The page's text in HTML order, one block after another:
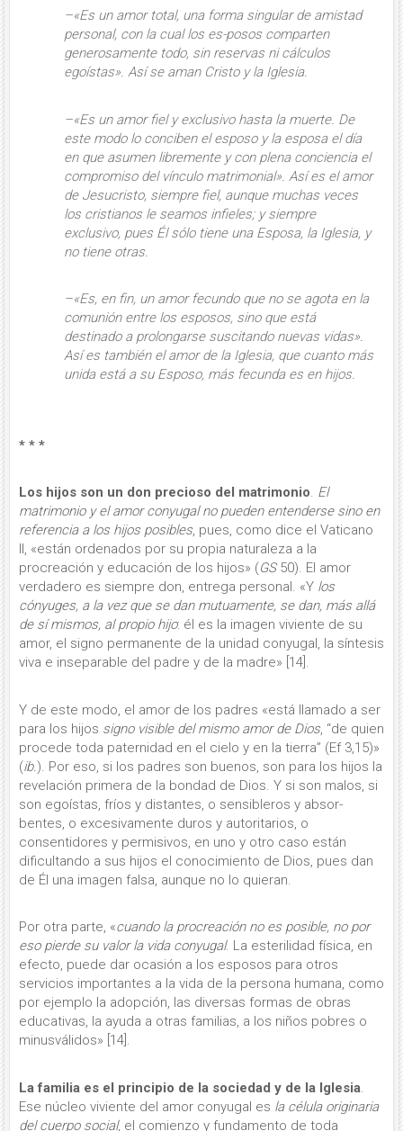
–«Es un amor total, una forma singular de amistad
personal, con la cual los es­-posos comparten
generosamente todo, sin reservas ni cálculos
egoístas». Así se aman Cristo y la Iglesia.
–«Es un amor fiel y exclusivohasta la muerte. De
este modo lo conciben el esposo y la esposa el día
en que asumen libremente y con plena conciencia el
compromiso del vínculo matrimonial». Así es el amor
de Jesucristo, siempre fiel, aunque muchas veces
los cristianos le seamos infieles; y siempre
exclusivo, pues Él sólo tiene una Esposa, la Igle­sia, y
no tiene otras.
–«Es, en fin, un amor fecundoque no se agota en la
comunión entre los espo­sos, sino que está
destinado a prolon­garse suscitando nuevas vidas».
Así es también el amor de la Iglesia, que cuanto más
unida está a su Esposo, más fe­cunda es en hijos.
* * *
Los hijos son un don precioso del matri­monio. El
matrimonio y el amor conyu­gal no pueden entenderse sino en
refe­rencia a los hijos posibles, pues, como dice el Vaticano
II, «están ordenados por su propia naturaleza a la
procreación y educación de los hijos» (GS50). El amor
verdadero es siempre don, entrega per­sonal. «Y los
cónyuges, a la vez que se dan mutuamente, se dan, más allá
de sí mismos, al propio hijo: él es la imagen viviente de su
amor, el signo perma­nente de la unidad conyugal, la síntesis
viva e inseparable del padre y de la ma­dre» [14].
Y de este modo, el amor de los pa­dres «está llamado a ser
para los hijos signo visible del mismo amor de Dios, “de quien
procede toda paternidad en el cielo y en la tierra” (Ef 3,15)»
(ib.). Por eso, si los padres son buenos, son para los hijos la
revelación primera de la bon­dad de Dios. Y si son malos, si
son egoístas, fríos y distantes, o sensibleros y absor­
bentes, o excesivamente duros y auto­ritarios, o
consentidores y permisivos, en uno y otro caso están
dificultando a sus hijos el conocimiento de Dios, pues dan
de Él una imagen falsa, aunque no lo quieran.
Por otra parte, «cuando la procrea­ción no es posible, no por
eso pierde su valor la vida conyugal. La esterilidad física, en
efecto, puede dar ocasión a los esposos para otros
servicios impor­tantes a la vida de la persona humana, como
por ejemplo la adopción, las di­versas formas de obras
educativas, la ayuda a otras familias, a los niños po­bres o
minusválidos» [14].
La familia es el principio de la sociedad y de la Iglesia
Ese núcleo viviente del amor conyugal es la célula originaria
del cuerpo so­cial, el comienzo y fundamento de toda